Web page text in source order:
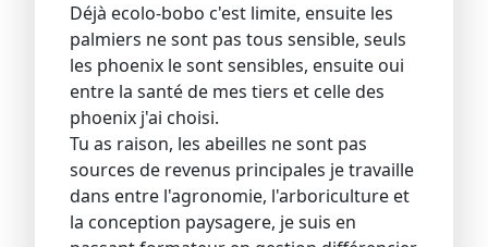
Déjà ecolo-bobo c'est limite, ensuite les
palmiers ne sont pas tous sensible, seuls
les phoenix le sont sensibles, ensuite oui
entre la santé de mes tiers et celle des
phoenix j'ai choisi.
Tu as raison, les abeilles ne sont pas
sources de revenus principales je travaille
dans entre l'agronomie, l'arboriculture et
la conception paysagere, je suis en